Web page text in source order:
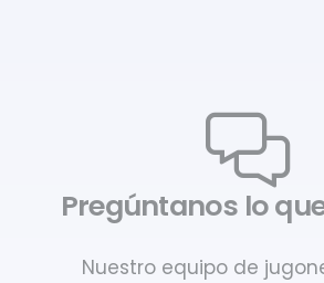
Pregúntanos lo
Nuestro equipo de